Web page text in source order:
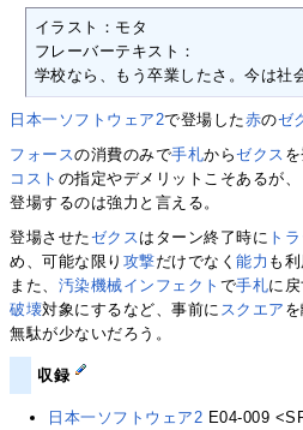
イラスト：モタ
フレーバーテキスト：
学校なら、もう卒業したさ。今は
日本一ソフトウェア2で登場した赤のゼ
フォースの消費のみで手札からゼクス
コスト の指定やデメリットこそあるが、
登場するのは強力と言える。
登場させたゼクスはターン終了時に ト
め、可能な限り 攻撃だけでなく能力 も
また、 汚染機械インフェクト で手札に
破壊対象にするなど、事前に スクエア
無駄が少ないだろう。
収録
日本一ソフトウェア2 E04-009